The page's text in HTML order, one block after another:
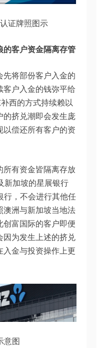
证牌照图示
的客户资金隔离存管
将部份客户入金的
户入金的钱弥平给
西的方式持续赖以
的挤兑潮即会发生庞
以偿还所有客户的资
所有资金皆隔离存放
新加坡的星展银行
行，不会进行其他任
澳洲与新加坡当地法
富国际的客户即便
因为发生上述的挤兑
金与投资操作上更
意图